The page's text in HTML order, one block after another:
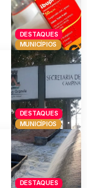
DESTAQUES
MUNICÍPIOS
DESTAQUES
MUNICÍPIOS
DESTAQUES